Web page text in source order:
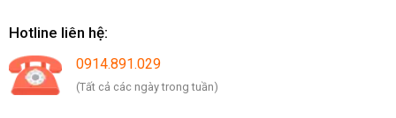
Hotline liên hệ:
0914.891.029
(Tất cả các ngày trong tuần)